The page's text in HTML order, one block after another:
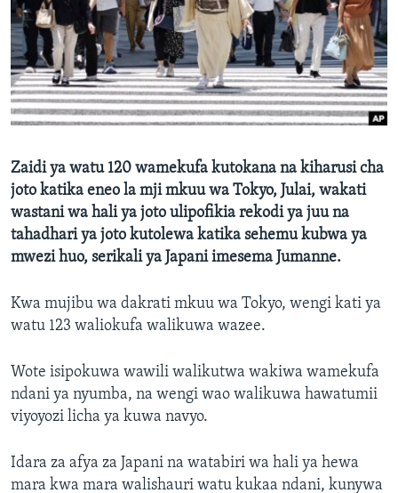
Zaidi ya watu 120 wamekufa kutokana na kiharusi cha
joto katika eneo la mji mkuu wa Tokyo, Julai, wakati
wastani wa hali ya joto ulipofikia rekodi ya juu na
tahadhari ya joto kutolewa katika sehemu kubwa ya
mwezi huo, serikali ya Japani imesema Jumanne.
Kwa mujibu wa dakrati mkuu wa Tokyo, wengi kati ya
watu 123 waliokufa walikuwa wazee.
Wote isipokuwa wawili walikutwa wakiwa wamekufa
ndani ya nyumba, na wengi wao walikuwa hawatumii
viyoyozi licha ya kuwa navyo.
Idara za afya za Japani na watabiri wa hali ya hewa
mara kwa mara walishauri watu kukaa ndani, kunywa